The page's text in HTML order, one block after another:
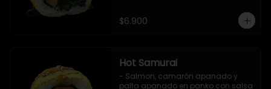
$6.900
Hot Samurai
- Salmon, camarón apanado y
palta apanado en panko con salsa